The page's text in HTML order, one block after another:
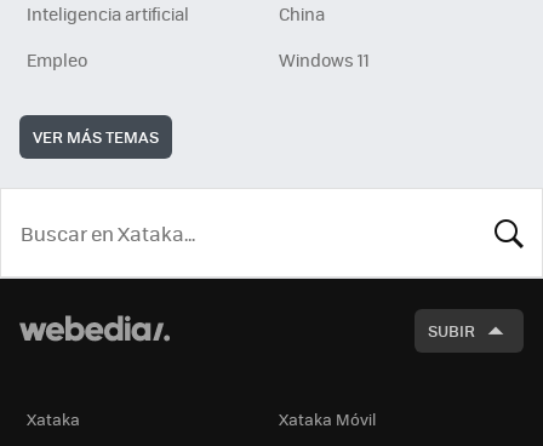
Inteligencia artificial
China
Empleo
Windows 11
VER MÁS TEMAS
SUBIR
Xataka Xataka Móvil